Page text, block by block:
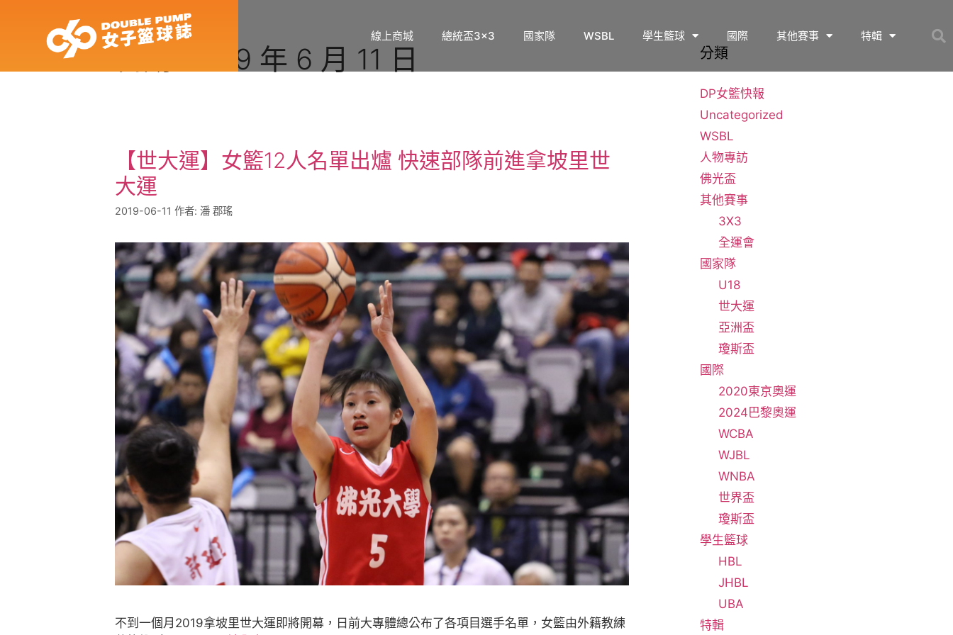
線上商城 總統盃3×3 國家隊 WSBL 學生籃球 國際 其他賽事 特輯
日期: 2019 年 6 月 11 日
【世大運】女籃12人名單出爐 快速部隊前進拿坡里世
大運
2019-06-11 作者: 潘 郡瑤
不到一個月2019拿坡里世大運即將開幕，日前大專體總公布了各項目選手名單，女籃由外籍教練
分類
DP女籃快報
Uncategorized
WSBL
人物專訪
佛光盃
其他賽事
3X3
全運會
國家隊
U18
世大運
亞洲盃
瓊斯盃
國際
2020東京奧運
2024巴黎奧運
WCBA
WJBL
WNBA
世界盃
瓊斯盃
學生籃球
HBL
JHBL
UBA
特輯